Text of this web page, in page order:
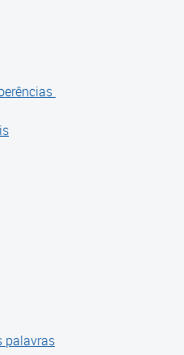
palavras